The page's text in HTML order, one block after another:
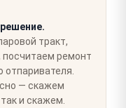
тракт,
посчитаем ремонт
отпаривателя.
— скажем
и скажем.